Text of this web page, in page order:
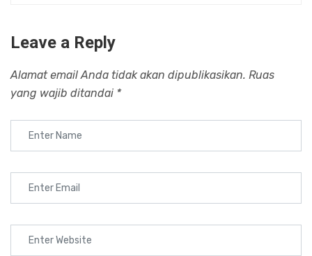
Leave a Reply
Alamat email Anda tidak akan dipublikasikan. Ruas
yang wajib ditandai *